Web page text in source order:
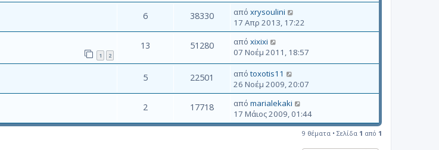
6 38330 από xrysoulini
17 Απρ 2013, 17:22
1 2
13 51280 από xixixi
07 Νοέμ 2011, 18:57
5 22501 από toxotis11
26 Νοέμ 2009, 20:07
2 17718 από marialekaki
17 Μάιος 2009, 01:44
9 θέματα • Σελίδα 1 από 1